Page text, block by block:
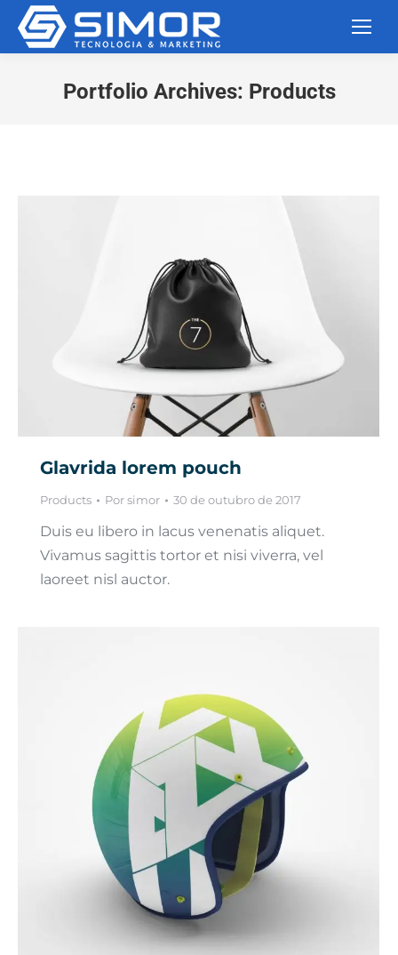
Portfolio Archives: Products
Glavrida lorem pouch
Products Porsimor 30 de outubro de 2017
Duis eu libero in lacus venenatis aliquet.
Vivamus sagittis tortor et nisi viverra, vel
laoreet nisl auctor.